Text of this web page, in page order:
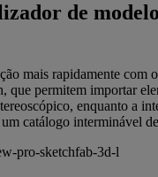
de
mais rapidamente com
que permitem importar
enquanto a
um catálogo interminável